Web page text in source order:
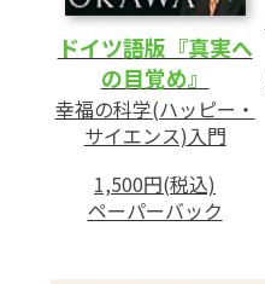
ドイツ語版『真実へ
の目覚め』
幸福の科学(ハッピー・
サイエンス)入門
1,500円(税込)
ペーパーバック